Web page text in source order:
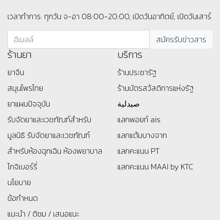
เวลาทำการ: ทุกวัน จ-อา 08:00-20:00, เปิดวันอาทิตย์, เปิดวันเสาร์
ร้านยา
ยาจีน
สมุนไพรไทย
ยาแผนปัจจุบัน
รับจัดยาและเวชภัณฑ์สำหรับ
มูลนิธิ รับจัดยาและเวชภัณฑ์
สำหรับห้องฉุกเฉิน ห้องพยาบาล
โกจิเบอร์รี่
นโยบาย
ข้อกำหนด
แนะนำ / ติชม / เสนอแนะ
บริการ
ร้านประชารัฐ
ร้านบัตรสว้สดิการแห่งรัฐ
صيدلية
แลกพอยท์ ais
แลกแต้มบางจาก
แลกคะแนน PT
แลกคะแนน MAAI by KTC